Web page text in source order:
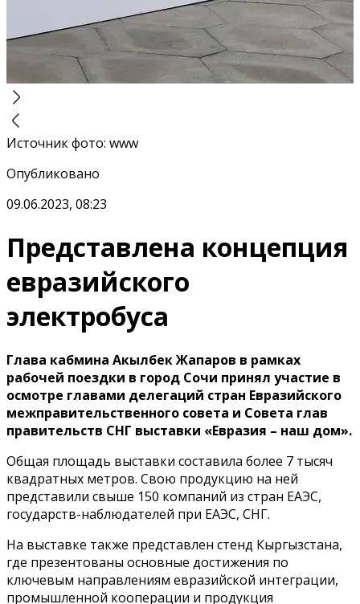
Источник фото: www
Опубликовано
09.06.2023, 08:23
Представлена концепция
евразийского
электробуса
Глава кабмина Акылбек Жапаров в рамках
рабочей поездки в город Сочи принял участие в
осмотре главами делегаций стран Евразийского
межправительственного совета и Совета глав
правительств СНГ выставки «Евразия – наш дом».
Общая площадь выставки составила более 7 тысяч
квадратных метров. Свою продукцию на ней
представили свыше 150 компаний из стран ЕАЭС,
государств-наблюдателей при ЕАЭС, СНГ.
На выставке также представлен стенд Кыргызстана,
где презентованы основные достижения по
ключевым направлениям евразийской интеграции,
промышленной кооперации и продукция